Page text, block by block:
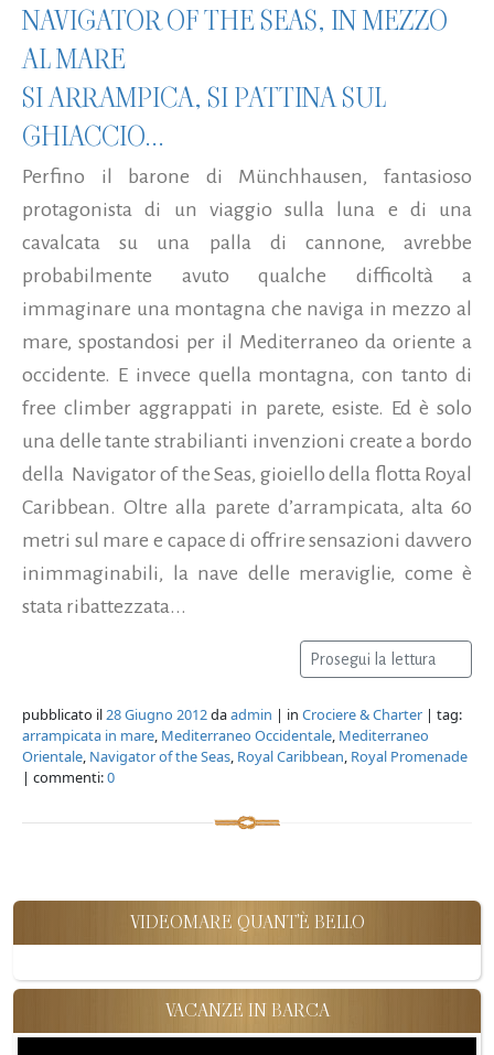
NAVIGATOR OF THE SEAS, IN MEZZO
AL MARE
SI ARRAMPICA, SI PATTINA SUL
GHIACCIO...
Perfino il barone di Münchhausen, fantasioso
protagonista di un viaggio sulla luna e di una
cavalcata su una palla di cannone, avrebbe
probabilmente avuto qualche difficoltà a
immaginare una montagna che naviga in mezzo al
mare, spostandosi per il Mediterraneo da oriente a
occidente. E invece quella montagna, con tanto di
free climber aggrappati in parete, esiste. Ed è solo
una delle tante strabilianti invenzioni create a bordo
della Navigator of the Seas, gioiello della flotta Royal
Caribbean. Oltre alla parete d’arrampicata, alta 60
metri sul mare e capace di offrire sensazioni davvero
inimmaginabili, la nave delle meraviglie, come è
stata ribattezzata...
Prosegui la lettura
pubblicato il28 Giugno 2012daadmin | in Crociere & Charter | tag:
arrampicata in mare, Mediterraneo Occidentale, Mediterraneo
Orientale, Navigator of the Seas, Royal Caribbean, Royal Promenade
| commenti:0
VIDEOMARE QUANT'È BELLO
VACANZE IN BARCA